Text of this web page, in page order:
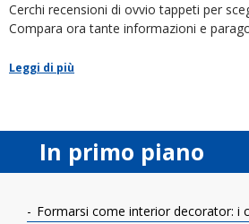
Cerchi recensioni di ovvio tappeti per
Compara ora tante informazioni e
Leggi di più
In primo piano
Formarsi come interior decorator: i